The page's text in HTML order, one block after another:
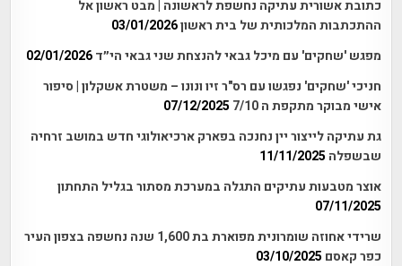
כתובת אשורית עתיקה נחשפת לראשונה | מבט ראשון אל
ההתכתבות המלכותית של בית ראשון03/01/2026
מפגש 'שחקים' עם מיכל גבאי להנצחת שני גבאי הי״ד 02/01/2026
חניכי 'שחקים' נפגשו עם רס"ר זיו ונונו – משטרת אשקלון | סיפור
אישי מבוקר מתקפת ה 7/10
07/12/2025
גת עתיקה לייצור יין נחנכה בפארק ארכיאולוגי חדש במושב זרחיה
שבשפלה 11/11/2025
אוצר מטבעות עתיקים התגלה במערכת מסתור בגליל התחתון
07/11/2025
שרידי אחוזה שומרונית מפוארת בת 1,600 שנה נחשפה בצפון העיר
כפר קאסם 03/10/2025